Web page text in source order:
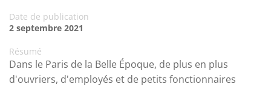
Date de publication
2 septembre 2021
Résumé
Dans le Paris de la Belle Époque, de plus en plus
d'ouvriers, d'employés et de petits fonctionnaires